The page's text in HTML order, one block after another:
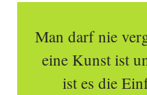
Man darf nie
eine Kunst ist
ist es die